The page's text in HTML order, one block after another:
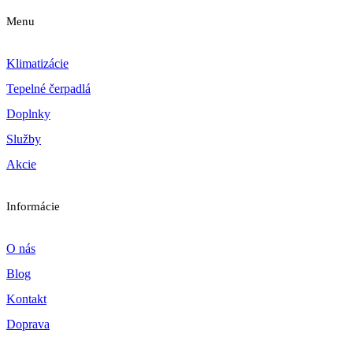
Menu
Klimatizácie
Tepelné čerpadlá
Doplnky
Služby
Akcie
Informácie
O nás
Blog
Kontakt
Doprava